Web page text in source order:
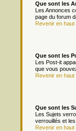
Que sont les
Les Annonces
page du forum
Revenir en haut
Que sont les
Les Post-it
que vous
Revenir en haut
Que sont les
Les Sujets
verrouillés et
Revenir en haut